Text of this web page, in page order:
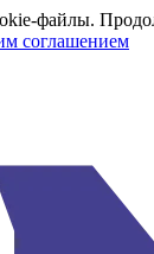
файлы.
соглашением